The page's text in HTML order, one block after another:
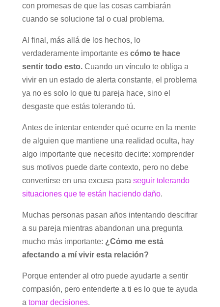
con promesas de que las cosas cambiarán
cuando se solucione tal o cual problema.
Al final, más allá de los hechos, lo
verdaderamente importante es cómo te hace
sentir todo esto.Cuando un vínculo te obliga a
vivir en un estado de alerta constante, el problema
ya no es solo lo que tu pareja hace, sino el
desgaste que estás tolerando tú.
Antes de intentar entender qué ocurre en la mente
de alguien que mantiene una realidad oculta, hay
algo importante que necesito decirte: xomprender
sus motivos puede darte contexto, pero no debe
convertirse en una excusa para seguir tolerando
situaciones que te están haciendo daño.
Muchas personas pasan años intentando descifrar
a su pareja mientras abandonan una pregunta
mucho más importante: ¿Cómo me está
afectando a mí vivir esta relación?
Porque entender al otro puede ayudarte a sentir
compasión, pero entenderte a ti es lo que te ayuda
a tomar decisiones.